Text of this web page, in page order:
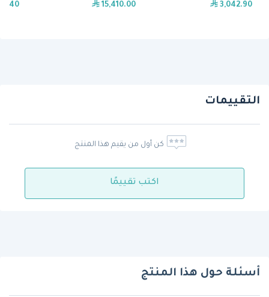
3,042.90
15,410.00
التقييمات
كن أول من يقيم هذا المنتج
اكتب تقييمًا
أسئلة حول هذا المنتج